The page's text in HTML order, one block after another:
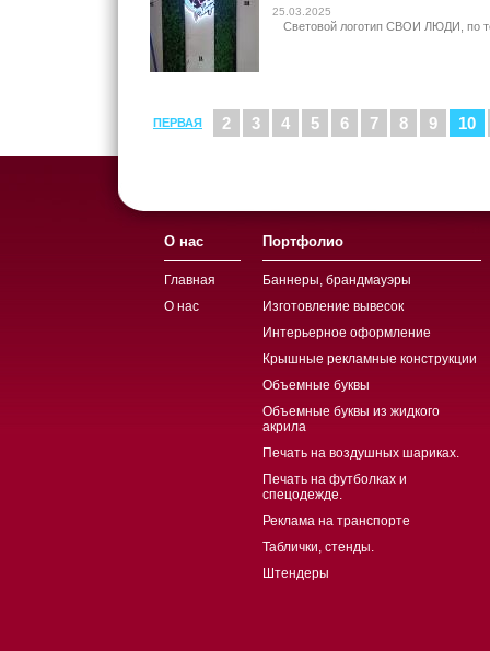
25.03.2025
Световой логотип СВОИ ЛЮДИ, по
ПЕРВАЯ 2 3 4 5 6 7 8 9 10
О нас
Главная
О нас
Портфолио
Баннеры, брандмауэры
Изготовление вывесок
Интерьерное оформление
Крышные рекламные конструкции
Объемные буквы
Объемные буквы из жидкого
акрила
Печать на воздушных шариках.
Печать на футболках и
спецодежде.
Реклама на транспорте
Таблички, стенды.
Штендеры